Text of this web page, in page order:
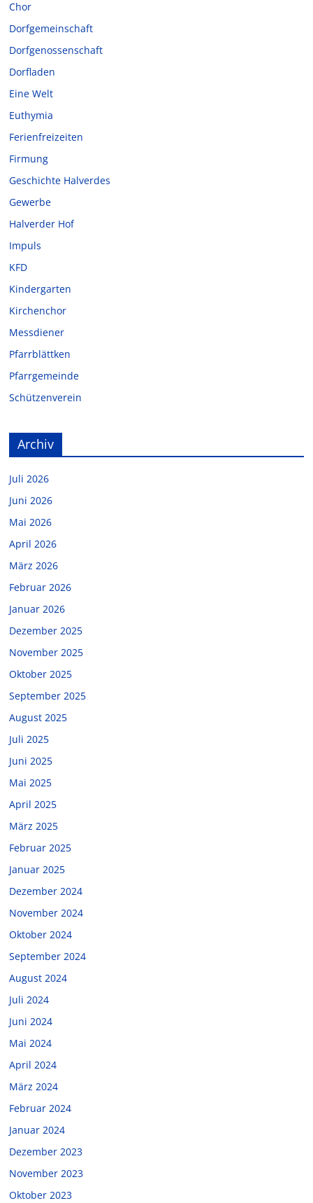
Chor
Dorfgemeinschaft
Dorfgenossenschaft
Dorfladen
Eine Welt
Euthymia
Ferienfreizeiten
Firmung
Geschichte Halverdes
Gewerbe
Halverder Hof
Impuls
KFD
Kindergarten
Kirchenchor
Messdiener
Pfarrblättken
Pfarrgemeinde
Schützenverein
Archiv
Juli 2026
Juni 2026
Mai 2026
April 2026
März 2026
Februar 2026
Januar 2026
Dezember 2025
November 2025
Oktober 2025
September 2025
August 2025
Juli 2025
Juni 2025
Mai 2025
April 2025
März 2025
Februar 2025
Januar 2025
Dezember 2024
November 2024
Oktober 2024
September 2024
August 2024
Juli 2024
Juni 2024
Mai 2024
April 2024
März 2024
Februar 2024
Januar 2024
Dezember 2023
November 2023
Oktober 2023